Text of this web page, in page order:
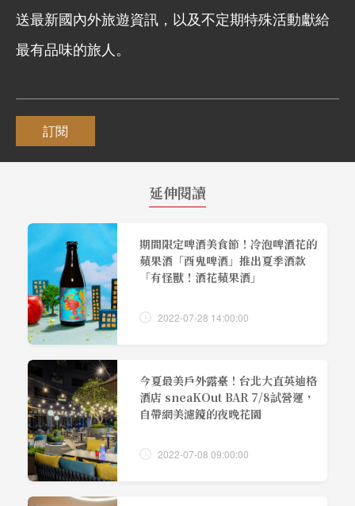
送最新國內外旅遊資訊，以及不定期特殊活動獻給
最有品味的旅人。
訂閱
延伸閱讀
期間限定啤酒美食節！冷泡啤酒花的
蘋果酒「酉鬼啤酒」推出夏季酒款
「有怪獸！酒花蘋果酒」
2022-07-28 14:00:00
今夏最美戶外露臺！台北大直英迪格
酒店 sneaKOut BAR 7/8試營運，
自帶網美濾鏡的夜晚花園
2022-07-08 09:00:00